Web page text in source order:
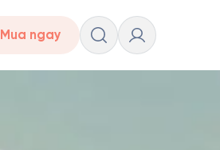
Mua ngay